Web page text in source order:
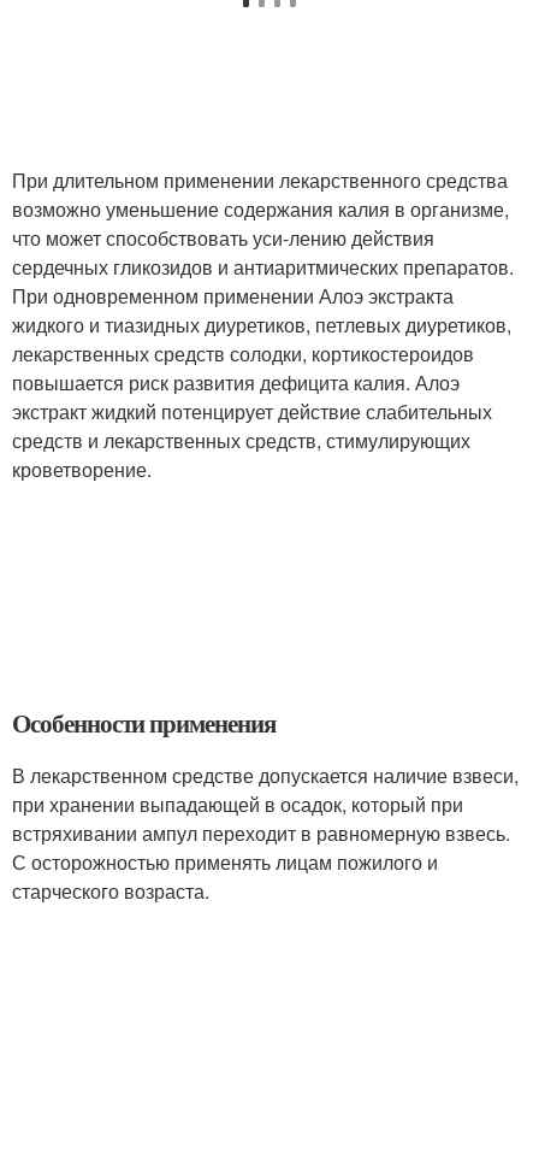
При длительном применении лекарственного средства
возможно уменьшение содержания калия в организме,
что может способствовать уси-лению действия
сердечных гликозидов и антиаритмических препаратов.
При одновременном применении Алоэ экстракта
жидкого и тиазидных диуретиков, петлевых диуретиков,
лекарственных средств солодки, кортикостероидов
повышается риск развития дефицита калия. Алоэ
экстракт жидкий потенцирует действие слабительных
средств и лекарственных средств, стимулирующих
кроветворение.
Особенности применения
В лекарственном средстве допускается наличие взвеси,
при хранении выпадающей в осадок, который при
встряхивании ампул переходит в равномерную взвесь.
С осторожностью применять лицам пожилого и
старческого возраста.